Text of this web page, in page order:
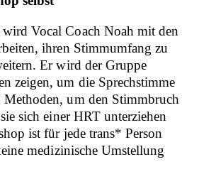
Vocal Coach Noah mit den
ihren Stimmumfang zu
Er wird der Gruppe
zeigen, um die Sprechstimme
Methoden, um den Stimmbruch
sich einer HRT unterziehen
ist für jede trans* Person
medizinische Umstellung